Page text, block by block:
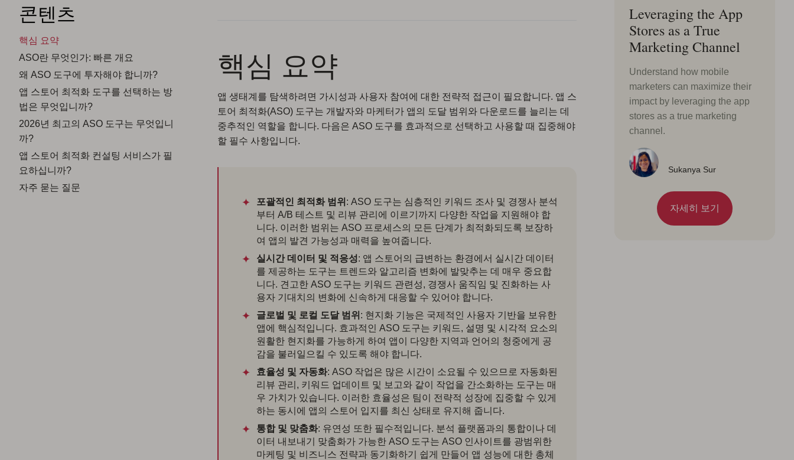
콘텐츠
핵심 요약
ASO란 무엇인가: 빠른 개요
왜 ASO 도구에 투자해야 합니까?
앱 스토어 최적화 도구를 선택하는 방
법은 무엇입니까?
2026년 최고의 ASO 도구는 무엇입니
까?
앱 스토어 최적화 컨설팅 서비스가 필
요하십니까?
자주 묻는 질문
핵심 요약
앱 생태계를 탐색하려면 가시성과 사용자 참여에 대한 전략적 접근이 필요합니다. 앱 스
토어 최적화(ASO) 도구는 개발자와 마케터가 앱의 도달 범위와 다운로드를 늘리는 데
중추적인 역할을 합니다. 다음은 ASO 도구를 효과적으로 선택하고 사용할 때 집중해야
할 필수 사항입니다.
포괄적인 최적화 범위 : ASO 도구는 심층적인 키워드 조사 및 경쟁사 분석
부터 A/B 테스트 및 리뷰 관리에 이르기까지 다양한 작업을 지원해야 합
니다. 이러한 범위는 ASO 프로세스의 모든 단계가 최적화되도록 보장하
여 앱의 발견 가능성과 매력을 높여줍니다.
실시간 데이터 및 적응성: 앱 스토어의 급변하는 환경에서 실시간 데이터
를 제공하는 도구는 트렌드와 알고리즘 변화에 발맞추는 데 매우 중요합
니다. 견고한 ASO 도구는 키워드 관련성, 경쟁사 움직임 및 진화하는 사
용자 기대치의 변화에 신속하게 대응할 수 있어야 합니다.
글로벌 및 로컬 도달 범위 : 현지화 기능은 국제적인 사용자 기반을 보유한
앱에 핵심적입니다. 효과적인 ASO 도구는 키워드, 설명 및 시각적 요소의
원활한 현지화를 가능하게 하여 앱이 다양한 지역과 언어의 청중에게 공
감을 불러일으킬 수 있도록 해야 합니다.
효율성 및 자동화: ASO 작업은 많은 시간이 소요될 수 있으므로 자동화된
리뷰 관리, 키워드 업데이트 및 보고와 같이 작업을 간소화하는 도구는 매
우 가치가 있습니다. 이러한 효율성은 팀이 전략적 성장에 집중할 수 있게
하는 동시에 앱의 스토어 입지를 최신 상태로 유지해 줍니다.
통합 및 맞춤화: 유연성 또한 필수적입니다. 분석 플랫폼과의 통합이나 데
이터 내보내기 맞춤화가 가능한 ASO 도구는 ASO 인사이트를 광범위한
마케팅 및 비즈니스 전략과 동기화하기 쉽게 만들어 앱 성능에 대한 총체
Leveraging the App
Stores as a True
Marketing Channel
Understand how mobile
marketers can maximize their
impact by leveraging the app
stores as a true marketing
channel.
Sukanya Sur
자세히 보기